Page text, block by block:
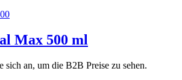
Max 500 ml
sich an, um die B2B Preise zu sehen.